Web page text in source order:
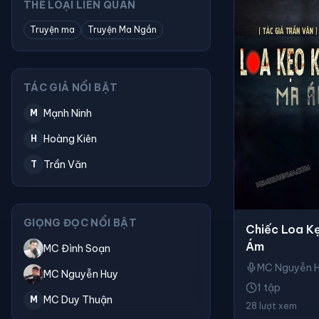
THỂ LOẠI LIÊN QUAN
Truyện ma Truyện Ma Ngắn
TÁC GIẢ NỔI BẬT
M Mạnh Ninh
H Hoàng Kiên
T Trần Văn
GIỌNG ĐỌC NỔI BẬT
MC Đình Soạn
MC Nguyễn Huy
M MC Duy Thuận
Chiếc Loa
Ám
MC Nguyễn
1 tập
28 lượt xem